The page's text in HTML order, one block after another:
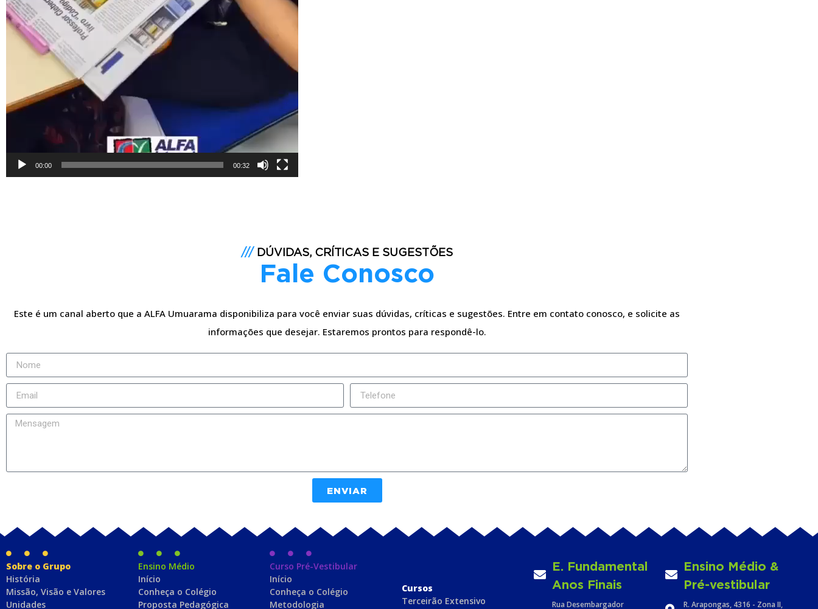
00:00 00:32
/// DÚVIDAS, CRÍTICAS E SUGESTÕES
Fale Conosco
Este é um canal aberto que a ALFA Umuarama disponibiliza para você enviar suas dúvidas, críticas e sugestões. Entre em contato conosco, e solicite as
informações que desejar. Estaremos prontos para respondê-lo.
ENVIAR
Sobre o Grupo
História
Missão, Visão e Valores
Unidades
Ensino Médio
Início
Conheça o Colégio
Proposta Pedagógica
Curso Pré-Vestibular
Início
Conheça o Colégio
Metodologia
Cursos
Terceirão Extensivo
E. Fundamental
Anos Finais
Rua Desembargador
Ensino Médio &
Pré-vestibular
R. Arapongas, 4316 - Zona II,